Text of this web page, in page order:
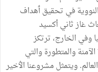
النوويةفي تحقيقٲهداف
غازثانيأكسيد
وفي الخارج،ترتكز
الآمنةوالمتطورةوالتي
العالم.ويتمثلمشروعنا الخير